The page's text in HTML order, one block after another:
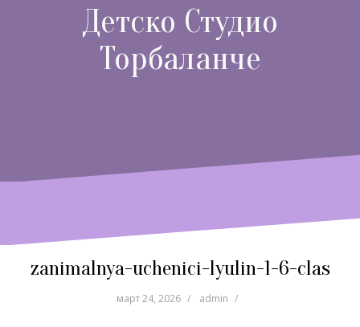
Детско Студио
Торбаланче
zanimalnya-uchenici-lyulin-1-6-clas
март 24, 2026 admin